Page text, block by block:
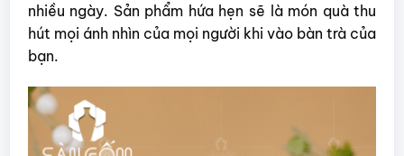
nhiều ngày. Sản phẩm hứa hẹn sẽ là món quà thu
hút mọi ánh nhìn của mọi người khi vào bàn trà của
bạn.